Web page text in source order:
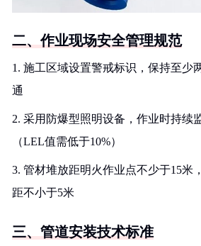
二、作业现场安全管理规范
1. 施工区域设置警戒标识，保持至少
通
2. 采用防爆型照明设备，作业时持续
（LEL值需低于10%）
3. 管材堆放距明火作业点不少于15米
距不小于5米
三、管道安装技术标准